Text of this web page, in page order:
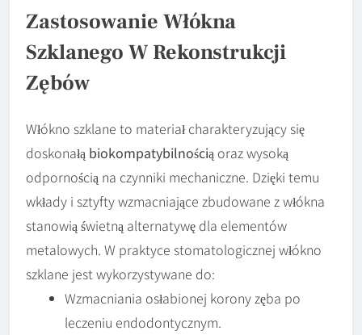
Zastosowanie Włókna
Szklanego W Rekonstrukcji
Zębów
Włókno szklane to materiał charakteryzujący się
doskonałą biokompatybilnością oraz wysoką
odpornością na czynniki mechaniczne. Dzięki temu
wkłady i sztyfty wzmacniające zbudowane z włókna
stanowią świetną alternatywę dla elementów
metalowych. W praktyce stomatologicznej włókno
szklane jest wykorzystywane do:
Wzmacniania osłabionej korony zęba po
leczeniu endodontycznym.